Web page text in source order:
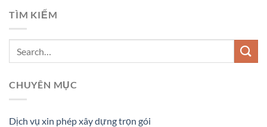
TÌM KIẾM
CHUYÊN MỤC
Dịch vụ xin phép xây dựng trọn gói